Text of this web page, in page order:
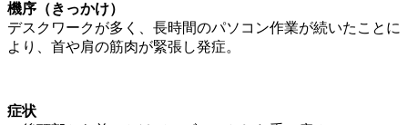
機序（きっかけ）
デスクワークが多く、長時間のパソコン作業が続いたことに
より、首や肩の筋肉が緊張し発症。
症状